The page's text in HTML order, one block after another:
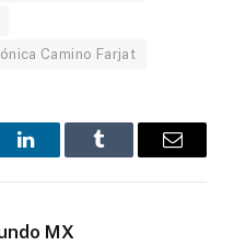
Camino Farjat
LinkedInTumblr
Correo
MX